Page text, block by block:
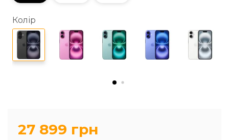
Колір
27 899 грн